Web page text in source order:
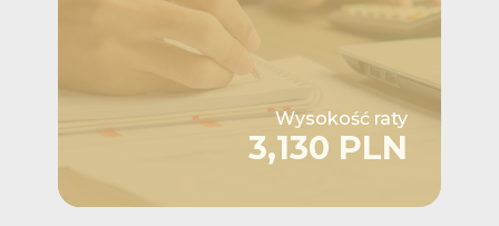
Wysokość raty
3,130 PLN